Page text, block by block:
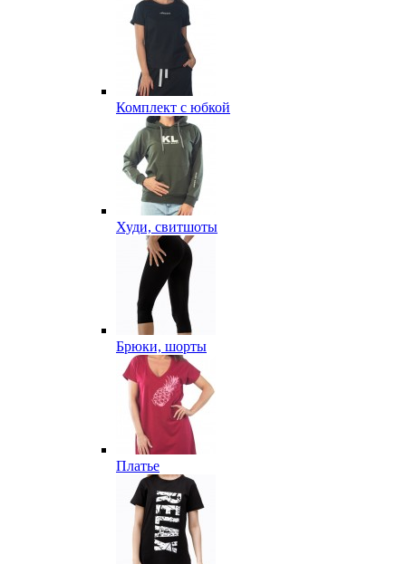
Комплект с юбкой
Худи, свитшоты
Брюки, шорты
Платье